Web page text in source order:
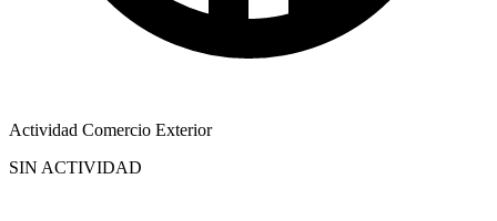
Actividad Comercio Exterior
SIN ACTIVIDAD